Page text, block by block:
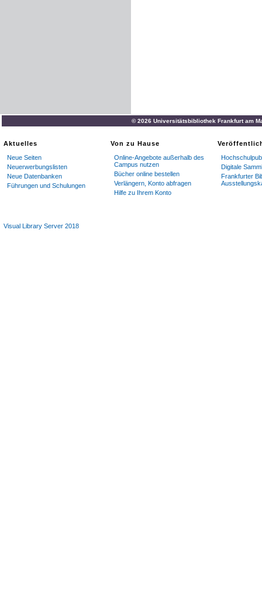
© 2026 Universitätsbibliothek Frankfurt am
Aktuelles
Neue Seiten
Neuerwerbungslisten
Neue Datenbanken
Führungen und Schulungen
Von zu Hause
Online-Angebote außerhalb des
Campus nutzen
Bücher online bestellen
Verlängern, Konto abfragen
Hilfe zu Ihrem Konto
Digitale
Frankfurter
Visual Library Server 2018